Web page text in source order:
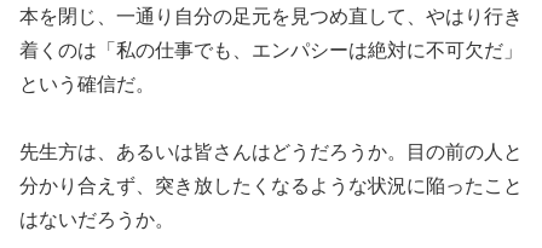
本を閉じ、一通り自分の足元を見つめ直して、やはり行き
着くのは「私の仕事でも、エンパシーは絶対に不可欠だ」
という確信だ。
先生方は、あるいは皆さんはどうだろうか。目の前の人と
分かり合えず、突き放したくなるような状況に陥ったこと
はないだろうか。